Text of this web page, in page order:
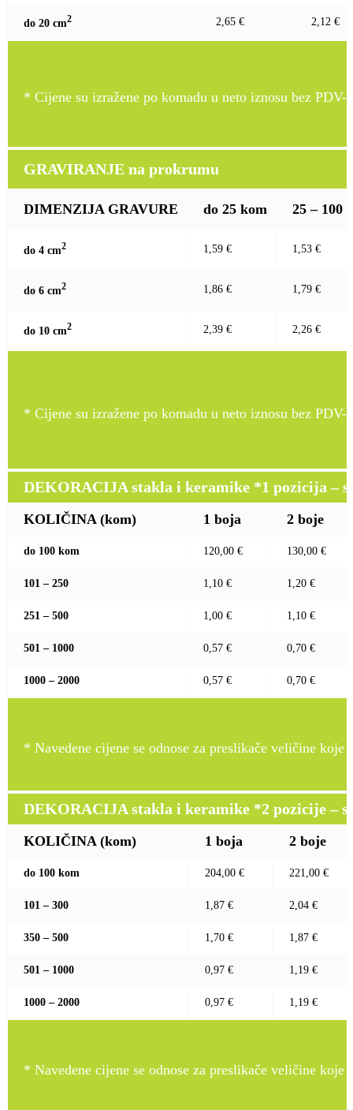
do 20 cm2 2,65 € 2,12 €
* Cijene su izražene po komadu u neto iznosu bez PDV-
GRAVIRANJE na prokrumu
DIMENZIJA GRAVURE do 25 kom 25 – 100
do 4 cm2 1,59 € 1,53 €
do 6 cm2 1,86 € 1,79 €
do 10 cm2 2,39 € 2,26 €
* Cijene su izražene po komadu u neto iznosu bez PDV-
DEKORACIJA stakla i keramike *1 pozicija –
KOLIČINA (kom) 1 boja 2 boje
do 100 kom 120,00 € 130,00 €
101 – 250 1,10 € 1,20 €
251 – 500 1,00 € 1,10 €
501 – 1000 0,57 € 0,70 €
1000 – 2000 0,57 € 0,70 €
* Navedene cijene se odnose za preslikače veličine
DEKORACIJA stakla i keramike *2 pozicije –
KOLIČINA (kom) 1 boja 2 boje
do 100 kom 204,00 € 221,00 €
101 – 300 1,87 € 2,04 €
350 – 500 1,70 € 1,87 €
501 – 1000 0,97 € 1,19 €
1000 – 2000 0,97 € 1,19 €
* Navedene cijene se odnose za preslikače veličine